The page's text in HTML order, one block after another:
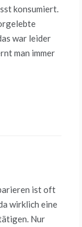
konsumiert.
war leider
man immer
ist oft
wirklich eine
Nur